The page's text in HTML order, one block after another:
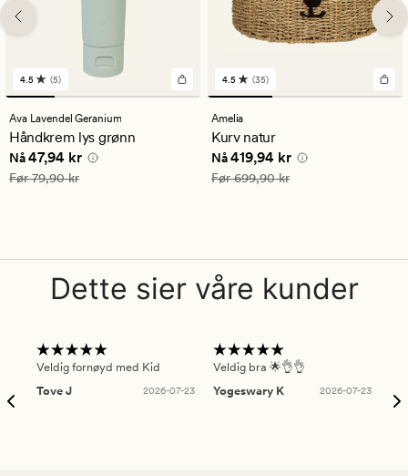
5
anmeldelser
med
en
gjennomsnittlig
vurdering
på
4.5
4.5 (5)
Ava Lavendel Geranium
Håndkrem lys grønn
Nåværende pris
Nå47,94 kr
Vanlig pris 79,90 kr
Før79,90 kr
35
anmeldelser
med
en
gjennomsnittlig
vurdering
på
4.5
4.5 (35)
Amelia
Kurv natur
Nåværende pris
Nå419,94 kr
Vanlig pris 699,90 kr
Før699,90 kr
Dette sier våre kunder
Veldig fornøyd med Kid
Tove J
2026-07-23
Veldig bra 🌟👌👌
Yogeswary K
2026-07-23